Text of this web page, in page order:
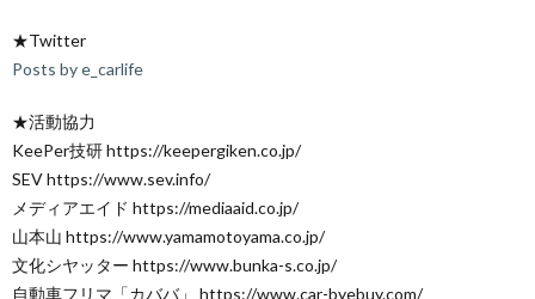
★Twitter
Posts by e_carlife
★活動協力
KeePer技研 https://keepergiken.co.jp/
SEV https://www.sev.info/
メディアエイド https://mediaaid.co.jp/
山本山 https://www.yamamotoyama.co.jp/
文化シヤッター https://www.bunka-s.co.jp/
自動車フリマ「カババ」 https://www.car-byebuy.com/